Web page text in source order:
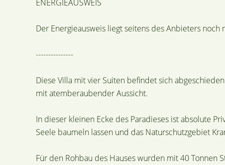
ENERGIEAUSWEIS
Der Energieausweis liegt seitens des Anbieters noch
---------------
Diese Villa mit vier Suiten befindet sich
mit atemberaubender Aussicht.
In dieser kleinen Ecke des Paradieses ist absolute
Seele baumeln lassen und das Naturschutzgebiet
Für den Rohbau des Hauses wurden mit 40